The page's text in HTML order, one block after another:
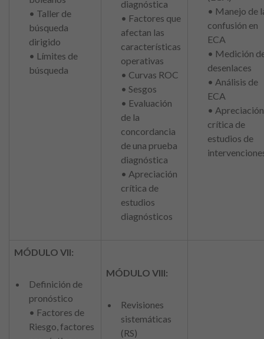
• Taller de
búsqueda
dirigido
• Límites de
búsqueda
diagnóstica
• Factores que
afectan las
características
operativas
• Curvas ROC
• Sesgos
• Evaluación
de la
concordancia
de una prueba
diagnóstica
• Apreciación
crítica de
estudios
diagnósticos
• Manejo de
confusión en
ECA
• Medición
desenlaces
• Análisis de
ECA
• Apreciación
crítica de
estudios de
MÓDULO VII:
Definición de
pronóstico
• Factores de
Riesgo, factores
MÓDULO VIII:
Revisiones
sistemáticas
(RS)